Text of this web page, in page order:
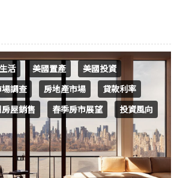
活 美國置產
美國投資
調查 房地產市場
貸款利率
屋銷售 春季房市展望 投資風向